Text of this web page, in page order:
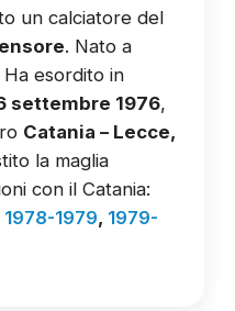
un calciatore del
. Nato a
Ha esordito in
settembre 1976,
Catania – Lecce,
la maglia
con il Catania:
1978-1979, 1979-